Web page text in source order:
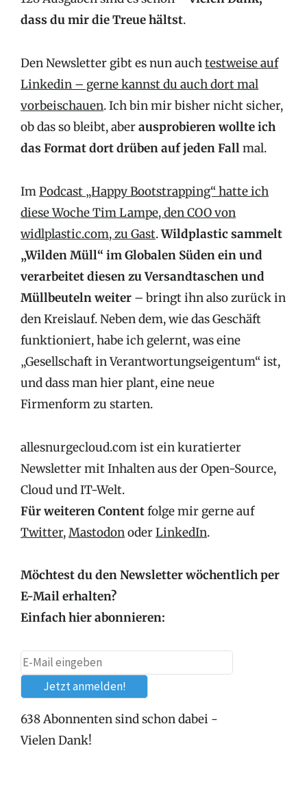
dass du mir die Treue hältst.
Den Newsletter gibt es nun auchtestweise auf
Linkedin – gerne kannst du auch dort mal
vorbeischauen. Ich bin mir bisher nicht sicher,
ob das so bleibt, aberausprobieren wollte ich
das Format dort drüben auf jeden Fallmal.
ImPodcast „Happy Bootstrapping“ hatte ich
diese Woche Tim Lampe, den COO von
widlplastic.com, zu Gast.Wildplastic sammelt
„Wilden Müll“ im Globalen Süden ein und
verarbeitet diesen zu Versandtaschen und
Müllbeuteln weiter – bringt ihn also zurück in
den Kreislauf. Neben dem, wie das Geschäft
funktioniert, habe ich gelernt, was eine
„Gesellschaft in Verantwortungseigentum“ ist,
und dass man hier plant, eine neue
Firmenform zu starten.
allesnurgecloud.com ist ein kuratierter
Newsletter mit Inhalten aus der Open-Source,
Cloud und IT-Welt.
Für weiteren Contentfolge mir gerne auf
Twitter,MastodonoderLinkedIn.
Möchtest du den Newsletter wöchentlich per
E-Mail erhalten?
Einfach hier abonnieren:
638 Abonnenten sind schon dabei -
Vielen Dank!